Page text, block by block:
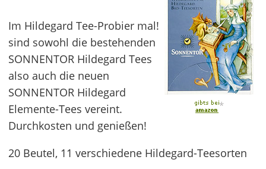
*
Im Hildegard Tee-Probier mal!
sind sowohl die bestehenden
SONNENTOR Hildegard Tees
also auch die neuen
SONNENTOR Hildegard
Elemente-Tees vereint.
Durchkosten und genießen!
20 Beutel, 11 verschiedene Hildegard-Teesorten